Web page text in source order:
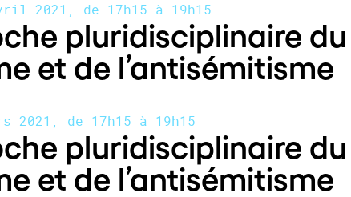
2021, de 17h15 à 19h15
pluridisciplinaire du
et de l’antisémitisme
2021, de 17h15 à 19h15
pluridisciplinaire du
et de l’antisémitisme